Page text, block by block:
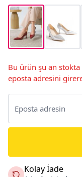
Bu ürün şu an stokta
eposta adresini
Kolay İade